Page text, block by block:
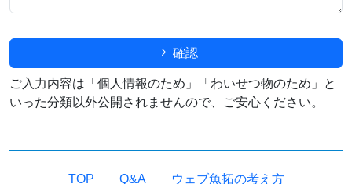
確認
ご入力内容は「個人情報のため」「わいせつ物のため」と
いった分類以外公開されませんので、ご安心ください。
TOP Q&A ウェブ魚拓の考え方